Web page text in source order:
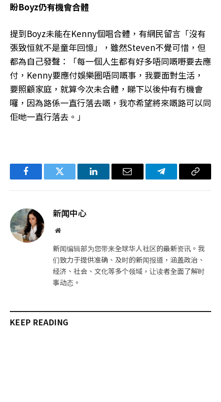
盼Boyz仍有機會合體
提到Boyz未能在Kenny個唱合體，有網民留言「沒有
張致恒就不是童年回憶」，雖然Steven不覺可惜，但
都為自己發聲：「每一個人生都有好多唔同嘅嘢要去應
付，Kenny要應付娛樂圈唔同嘅事，我要面對生活，
要照顧家庭，就算今次未合體，睇下以後仲有冇機會
囉，因為路係一直行落去嘅，我亦希望將來嘅路可以同
佢哋一直行落去。」
FacebookTwitter LinkedIn电
Telegram复
新闻中心
网
新闻编辑部为您带来全球华人社区的最新资讯。我
们致力于提供准确、及时的新闻报道，涵盖政治、
经济、社会、文化等多个领域，让读者全面了解时
事动态。
KEEP READING